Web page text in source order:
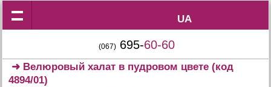
UA
UA
(067) 695-60-60
➜ Велюровый халат в пудровом цвете (код
4894/01)